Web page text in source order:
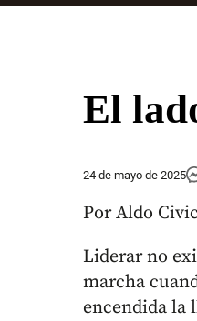
El
24 de mayo de 2025
Por Aldo
Liderar no
marcha
encendida la